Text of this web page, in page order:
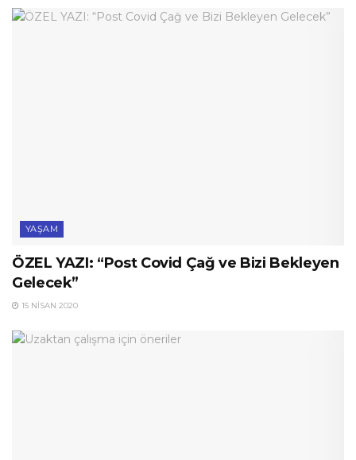
YAŞAM
ÖZEL YAZI: “Post Covid Çağ ve Bizi Bekleyen
Gelecek”
15 NISAN 2020